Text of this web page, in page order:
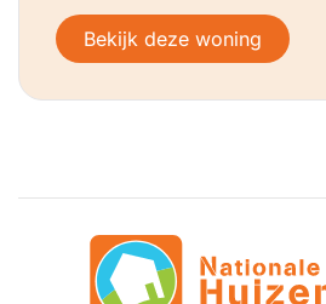
Bekijk deze woning